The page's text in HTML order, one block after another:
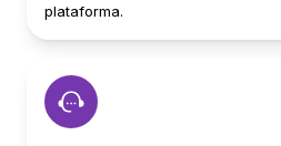
plataforma.